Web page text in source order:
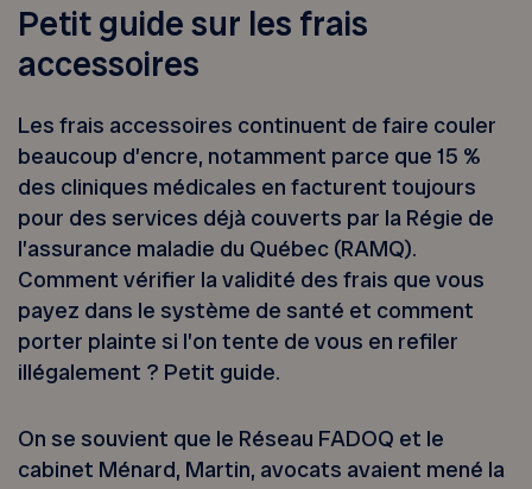
Petit guide sur les frais
accessoires
Les frais accessoires continuent de faire couler
beaucoup d’encre, notamment parce que 15 %
des cliniques médicales en facturent toujours
pour des services déjà couverts par la Régie de
l’assurance maladie du Québec (RAMQ).
Comment vérifier la validité des frais que vous
payez dans le système de santé et comment
porter plainte si l’on tente de vous en refiler
illégalement ? Petit guide.
On se souvient que le Réseau FADOQ et le
cabinet Ménard, Martin, avocats avaient mené la